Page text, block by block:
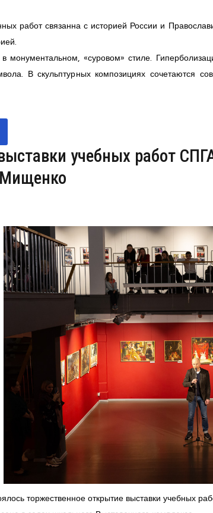
работ связанна с историей России и
монументальном, «суровом» стиле.
В скульптурных композициях сочетаются
учебных работ
торжественное открытие выставки учебных